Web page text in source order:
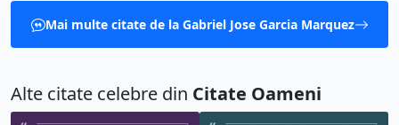
Mai multe citate de la Gabriel Jose Garcia Marquez
Alte citate celebre din Citate Oameni